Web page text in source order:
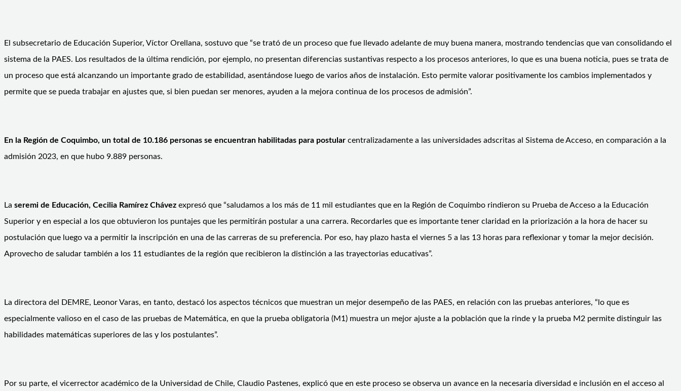
El subsecretario de Educación Superior, Víctor Orellana, sostuvo que “se trató de un proceso que fue llevado adelante de muy buena manera, mostrando tendencias que van consolidando el
sistema de la PAES. Los resultados de la última rendición, por ejemplo, no presentan diferencias sustantivas respecto a los procesos anteriores, lo que es una buena noticia, pues se trata de
un proceso que está alcanzando un importante grado de estabilidad, asentándose luego de varios años de instalación. Esto permite valorar positivamente los cambios implementados y
permite que se pueda trabajar en ajustes que, si bien puedan ser menores, ayuden a la mejora continua de los procesos de admisión”.
En la Región de Coquimbo, un total de 10.186 personas se encuentran habilitadas para postular centralizadamente a las universidades adscritas al Sistema de Acceso, en comparación a la
admisión 2023, en que hubo 9.889 personas.
La seremi de Educación, Cecilia Ramírez Chávez expresó que “saludamos a los más de 11 mil estudiantes que en la Región de Coquimbo rindieron su Prueba de Acceso a la Educación
Superior y en especial a los que obtuvieron los puntajes que les permitirán postular a una carrera. Recordarles que es importante tener claridad en la priorización a la hora de hacer su
postulación que luego va a permitir la inscripción en una de las carreras de su preferencia. Por eso, hay plazo hasta el viernes 5 a las 13 horas para reflexionar y tomar la mejor decisión.
Aprovecho de saludar también a los 11 estudiantes de la región que recibieron la distinción a las trayectorias educativas”.
La directora del DEMRE, Leonor Varas, en tanto, destacó los aspectos técnicos que muestran un mejor desempeño de las PAES, en relación con las pruebas anteriores, “lo que es
especialmente valioso en el caso de las pruebas de Matemática, en que la prueba obligatoria (M1) muestra un mejor ajuste a la población que la rinde y la prueba M2 permite distinguir las
habilidades matemáticas superiores de las y los postulantes”.
Por su parte, el vicerrector académico de la Universidad de Chile, Claudio Pastenes, explicó que en este proceso se observa un avance en la necesaria diversidad e inclusión en el acceso al